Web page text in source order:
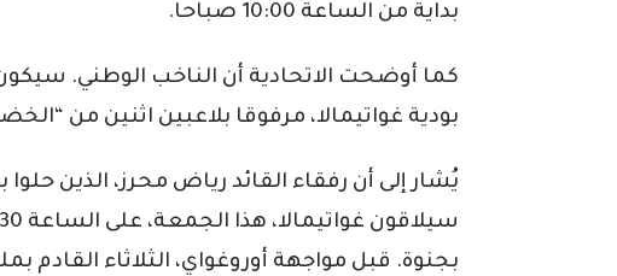
بداية من الساعة 10:00 صباحا.
كما أوضحت الاتحادية أن الناخب الوطني.
بودية غواتيمالا، مرفوقا بلاعبين اثنين من
يُشار إلى أن رفقاء القائد رياض محرز، الذين حلوا
بجنوة. قبل مواجهة أوروغواي، الثلاثاء القادم